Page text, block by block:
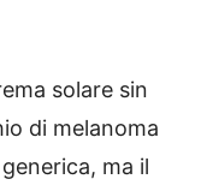
solare sin
di melanoma
ma il